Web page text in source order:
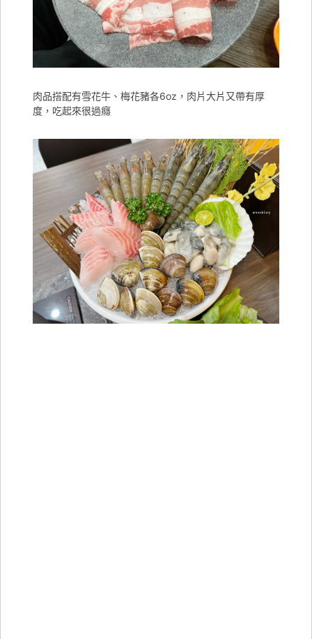
肉品搭配有雪花牛、梅花豬各6oz，肉片大片又帶有厚
度，吃起來很過癮